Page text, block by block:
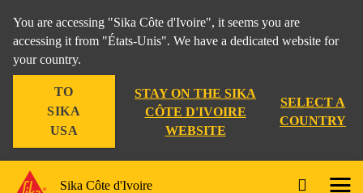
You are accessing "Sika Côte d'Ivoire", it seems you are
accessing it from "États-Unis". We have a dedicated website for
your country.
TO
SIKA
USA
STAY ON THE SIKA
CÔTE D'IVOIRE
WEBSITE
SELECT A
COUNTRY
Sika Côte d'Ivoire